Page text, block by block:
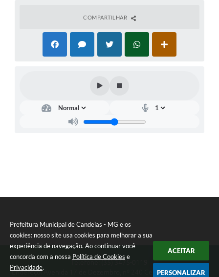
Prefeitura Municipal de Candeias - MG e os
cookies: nosso site usa cookies para melhorar a sua
experiência de navegação. Ao continuar você
concorda com a nossa Política de Cookies e
Privacidade.
ACEITAR
PERSONALIZAR
COMPARTILHAR
Telefone: (35) 3475-0119
Endereço: Avenida 17 de Dezembro, nº 240 Centro | CEP: 37280-